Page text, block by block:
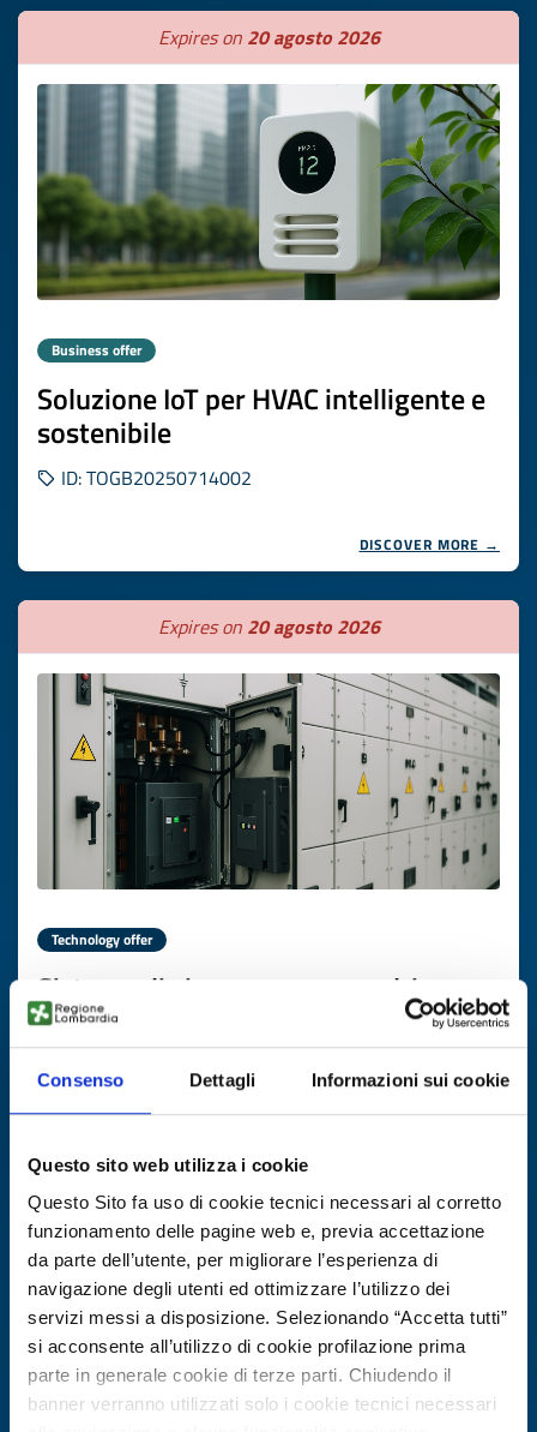
Consenso Dettagli Informazioni sui cookie
Questo sito web utilizza i cookie
Questo Sito fa uso di cookie tecnici necessari al corretto
funzionamento delle pagine web e, previa accettazione
da parte dell’utente, per migliorare l’esperienza di
navigazione degli utenti ed ottimizzare l’utilizzo dei
servizi messi a disposizione. Selezionando “Accetta tutti”
si acconsente all’utilizzo di cookie profilazione prima
parte in generale cookie di terze parti. Chiudendo il
banner verranno utilizzati solo i cookie tecnici necessari
Expires on 20 agosto 2026
Business offer
Soluzione IoT per HVAC intelligente e
sostenibile
ID: TOGB20250714002
DISCOVER MORE →
Expires on 20 agosto 2026
Technology offer
Sistema di sicurezza per quadri
elettrici industriali
ID: TOPL20250710022
Expires on20 agosto 2026